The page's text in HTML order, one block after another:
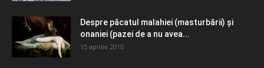
Despre păcatul malahiei (masturbării) şi
onaniei (pazei de a nu avea...
15 aprilie 2010